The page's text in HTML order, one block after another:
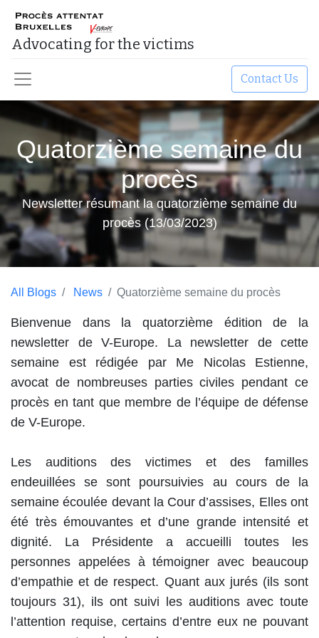
Advocating for the victims​
Contact Us
Quatorzième semaine du
procès
Newsletter résumant la quatorzième semaine du
procès (13/03/2023)
All Blogs News Quatorzième semaine du procès
Bienvenue dans la quatorzième édition de la
newsletter de V-Europe. La newsletter de cette
semaine est rédigée par Me Nicolas Estienne,
avocat de nombreuses parties civiles pendant ce
procès en tant que membre de l’équipe de défense
de V-Europe.
Les auditions des victimes et des familles
endeuillées se sont poursuivies au cours de la
semaine écoulée devant la Cour d’assises, Elles ont
été très émouvantes et d’une grande intensité et
dignité. La Présidente a accueilli toutes les
personnes appelées à témoigner avec beaucoup
d’empathie et de respect. Quant aux jurés (ils sont
toujours 31), ils ont suivi les auditions avec toute
l’attention requise, certains d’entre eux ne pouvant